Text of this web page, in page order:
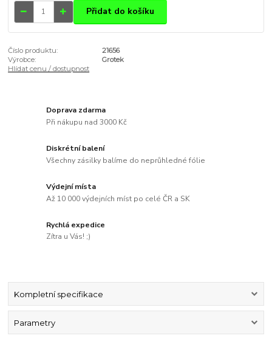
Přidat do košíku
Číslo produktu:
21656
Výrobce:
Grotek
Hlídat cenu / dostupnost
Doprava zdarma
Při nákupu nad 3000 Kč
Diskrétní balení
Všechny zásilky balíme do neprůhledné fólie
Výdejní místa
Až 10 000 výdejních míst po celé ČR a SK
Rychlá expedice
Zítra u Vás! ;)
Kompletní specifikace
Parametry